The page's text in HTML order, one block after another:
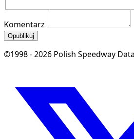
Komentarz
Opublikuj
©1998 - 2026 Polish Speedway